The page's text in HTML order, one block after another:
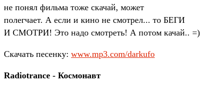
не понял фильма тоже скачай, может
полегчает. А если и кино не смотрел... то БЕГИ
И СМОТРИ! Это надо смотреть! А потом качай.. =)
Скачать песенку: www.mp3.com/darkufo
Radiotrance - Космонавт